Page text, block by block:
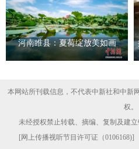
河南睢县：夏荷绽放美如画
本网站所刊载信息，不代表中新社和中新
权。
未经授权禁止转载、摘编、复制及建
[网上传播视听节目许可证（0106168)]